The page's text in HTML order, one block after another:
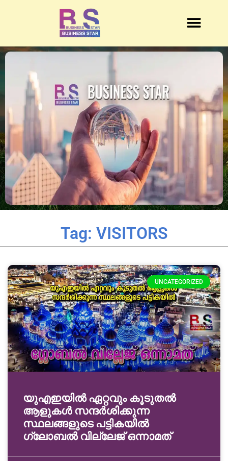
Tag: VISITORS
UNCATEGORIZED
യുഎഇയിൽ ഏറ്റവും കൂടുതൽ
ആളുകൾ സന്ദർശിക്കുന്ന
സ്ഥലങ്ങളുടെ പട്ടികയിൽ
ഗ്ലോബൽ വില്ലേജ് ഒന്നാമത്